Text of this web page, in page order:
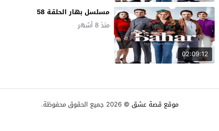
02:09:12
مسلسل بهار الحلقة 58
منذ 8 أشهر
موقع قصة عشق © 2026 جميع الحقوق محفوظة.